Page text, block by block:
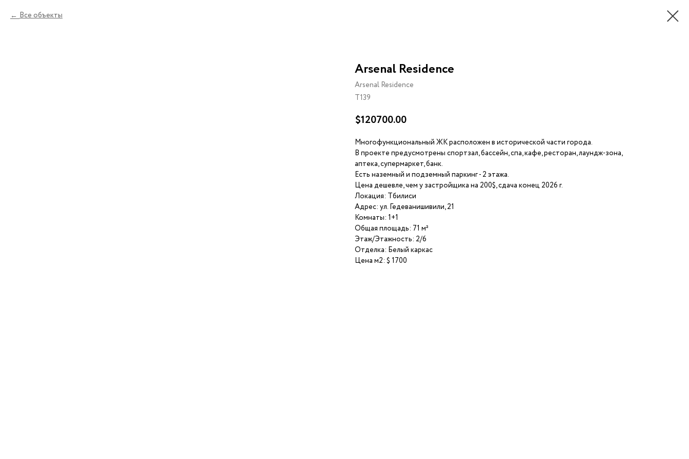
Все объекты
Arsenal Residence
Arsenal Residence
T139
$120700.00
Многофункциональный ЖК расположен в исторической части города.
В проекте предусмотрены спортзал, бассейн, спа, кафе, ресторан, лаундж-зона,
аптека, супермаркет, банк.
Есть наземный и подземный паркинг - 2 этажа.
Цена дешевле, чем у застройщика на 200$, сдача конец 2026 г.
Локация: Тбилиси
Адрес: ул. Гедеванишивили, 21
Комнаты: 1+1
Общая площадь: 71 м²
Этаж/Этажность: 2/6
Отделка: Белый каркас
Цена м2: $ 1700